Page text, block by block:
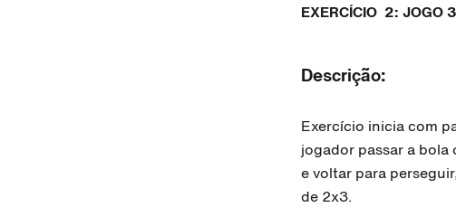
EXERCÍCIO 2: JOGO
Descrição:
Exercício inicia com
jogador passar a
e voltar para
de 2x3.